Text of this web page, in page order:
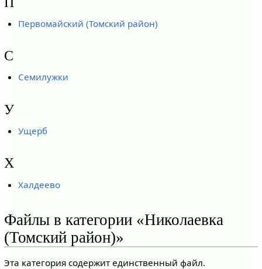
Первомайский (Томский район)
С
Семилужки
У
Ущерб
Х
Халдеево
Файлы в категории «Николаевка
(Томский район)»
Эта категория содержит единственный файл.